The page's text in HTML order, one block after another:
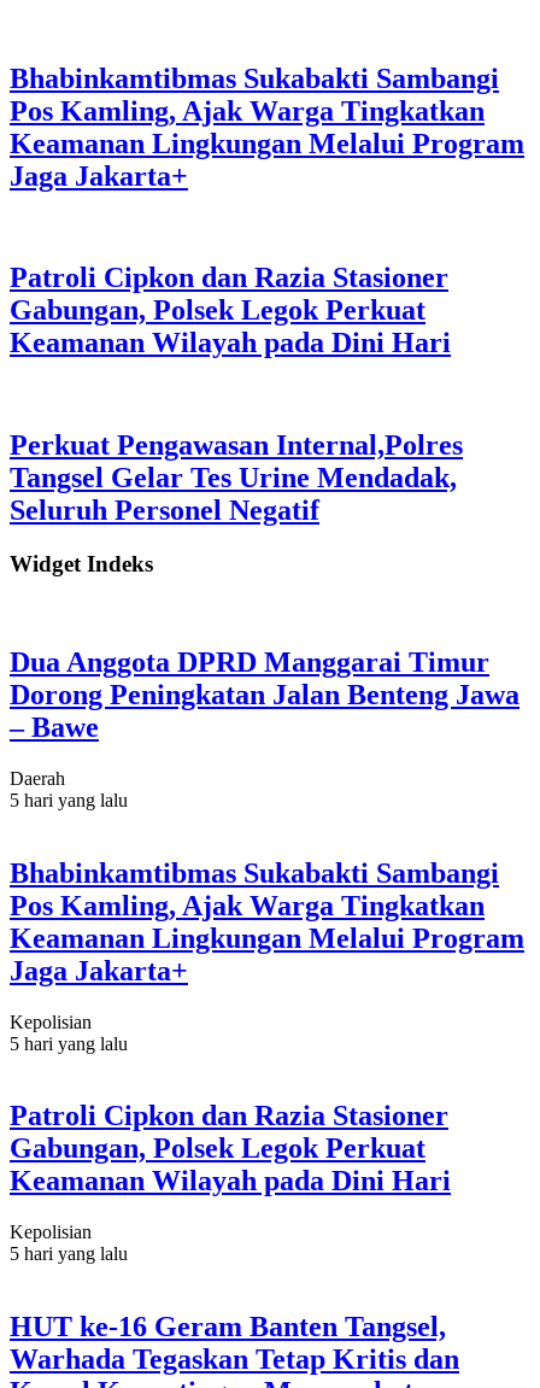
Bhabinkamtibmas Sukabakti Sambangi
Pos Kamling, Ajak Warga Tingkatkan
Keamanan Lingkungan Melalui Program
Jaga Jakarta+
Patroli Cipkon dan Razia Stasioner
Gabungan, Polsek Legok Perkuat
Keamanan Wilayah pada Dini Hari
Perkuat Pengawasan Internal,Polres
Tangsel Gelar Tes Urine Mendadak,
Seluruh Personel Negatif
Widget Indeks
Dua Anggota DPRD Manggarai Timur
Dorong Peningkatan Jalan Benteng Jawa
– Bawe
Daerah
5 hari yang lalu
Bhabinkamtibmas Sukabakti Sambangi
Pos Kamling, Ajak Warga Tingkatkan
Keamanan Lingkungan Melalui Program
Jaga Jakarta+
Kepolisian
5 hari yang lalu
Patroli Cipkon dan Razia Stasioner
Gabungan, Polsek Legok Perkuat
Keamanan Wilayah pada Dini Hari
Kepolisian
5 hari yang lalu
HUT ke-16 Geram Banten Tangsel,
Warhada Tegaskan Tetap Kritis dan